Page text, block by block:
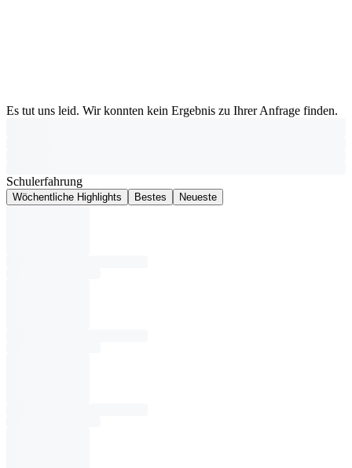
Es tut uns leid. Wir konnten kein Ergebnis zu Ihrer Anfrage finden.
Schulerfahrung
Wöchentliche Highlights Bestes Neueste